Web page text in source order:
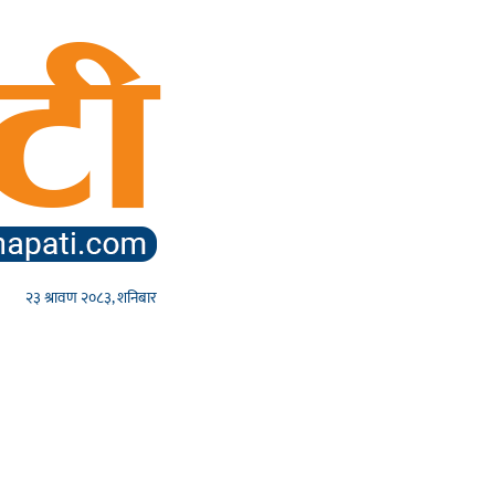
२३ श्रावण २०८३, शनिबार